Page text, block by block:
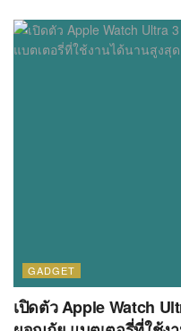
GADGET
เปิดตัว Apple Watch